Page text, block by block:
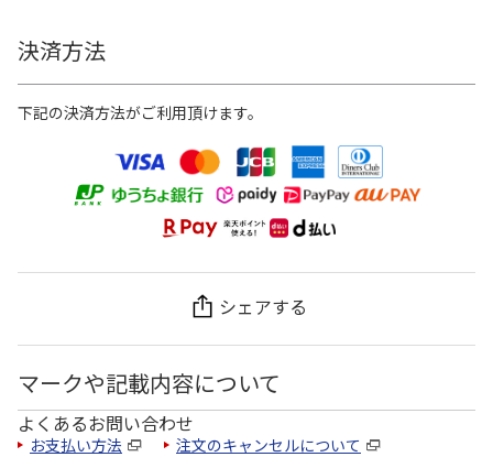
決済方法
下記の決済方法がご利用頂けます。
シェアする
マークや記載内容について
よくあるお問い合わせ
お支払い方法 注文のキャンセルについて